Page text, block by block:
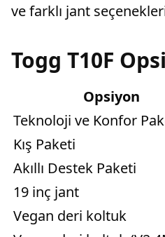
ve farklı jant
Togg T10F
Opsiyon
Teknoloji ve Konfor
Kış Paketi
Akıllı Destek Paketi
19 inç jant
Vegan deri koltuk